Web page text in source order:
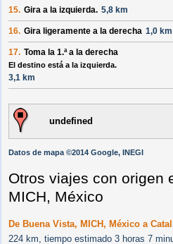
15. Gira a la izquierda. 5,8 km
16. Gira ligeramente a la derecha 1,0 km
17. Toma la 1.ª a la derecha
El destino está a la izquierda.
3,1 km
undefined
Datos de mapa ©2014 Google, INEGI
Otros viajes con origen
MICH, México
De Buena Vista, MICH, México a
224 km, tiempo estimado 3 horas 7